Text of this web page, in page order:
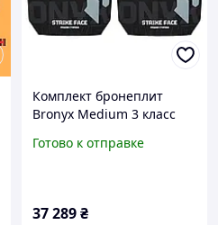
Комплект бронеплит
Bronyx Medium 3 класc
Бронепластины, 3,
ый полиэтилен
Готово к отправке
37 289₴